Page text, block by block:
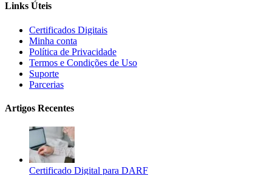
Links Úteis
Certificados Digitais
Minha conta
Política de Privacidade
Termos e Condições de Uso
Suporte
Parcerias
Artigos Recentes
Certificado Digital para DARF